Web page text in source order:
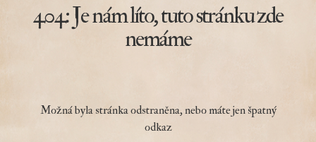
404: Je nám líto, tuto stránku zde
nemáme
Možná byla stránka odstraněna, nebo máte jen špatný
odkaz